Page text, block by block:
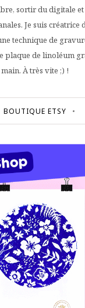
sortir du digitale et
Je suis créatrice
technique de
plaque de linoléum
main. À très vite ;) !
BOUTIQUE ETSY